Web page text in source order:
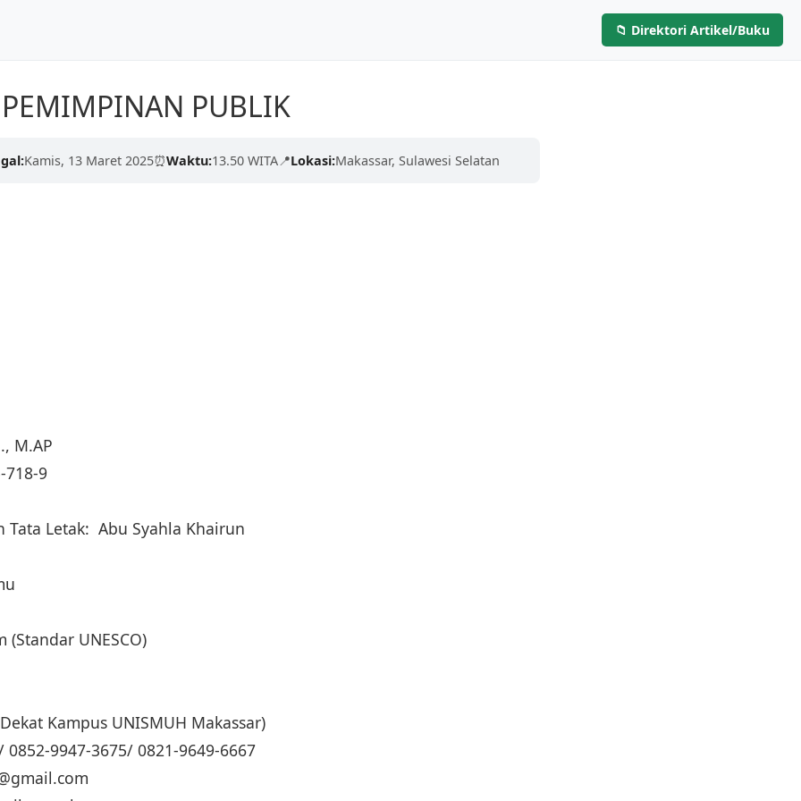
Hubungi Kami
tinggi dari para
proses yang cepat,
📁 Direktori Artikel/Buku
PUBLIK
Kamis, 13 Maret 2025⏰Waktu:13.50 WITA📍Lokasi:Makassar, Sulawesi Selatan
M.AP
718-9
Tata Letak: Abu Syahla Khairun
(Standar UNESCO)
Kampus UNISMUH Makassar)
0852-9947-3675/ 0821-9649-6667